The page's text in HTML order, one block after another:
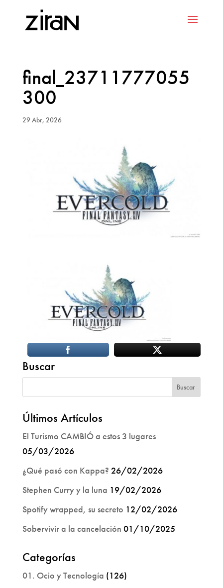
final_23711777055
300
29 Abr, 2026
Buscar
Últimos Artículos
El Turismo CAMBIÓ a estos 3 lugares
05/03/2026
¿Qué pasó con Kappa? 26/02/2026
Stephen Curry y la luna 19/02/2026
Spotify wrapped, su secreto 12/02/2026
Sobervivir a la cancelación 01/10/2025
Categorías
01. Ocio y Tecnología (126)